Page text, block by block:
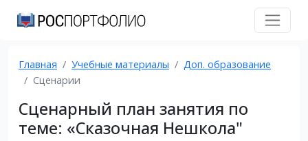
Главная Учебные материалы
Доп. образование
Сценарии
Сценарный план занятия по
теме: «Сказочная Нешкола"